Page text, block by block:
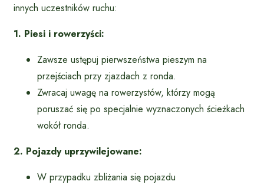
innych uczestników ruchu:
1. Piesi i rowerzyści:
Zawsze ustępuj pierwszeństwa pieszym na
przejściach przy zjazdach z ronda.
Zwracaj uwagę na rowerzystów, którzy mogą
poruszać się po specjalnie wyznaczonych ścieżkach
wokół ronda.
2. Pojazdy uprzywilejowane:
W przypadku zbliżania się pojazdu